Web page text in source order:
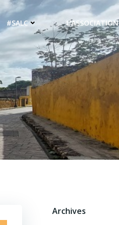
#SALC L’ASSOCIATION
Archives